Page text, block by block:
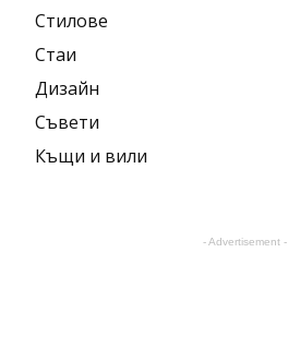
Стилове
Стаи
Дизайн
Съвети
Къщи и вили
- Advertisement -